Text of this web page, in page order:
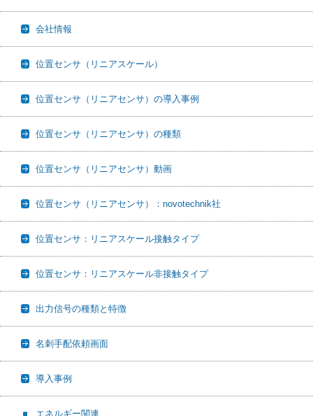
会社情報
位置センサ（リニアスケール）
位置センサ（リニアセンサ）の導入事例
位置センサ（リニアセンサ）の種類
位置センサ（リニアセンサ）動画
位置センサ（リニアセンサ）：novotechnik社
位置センサ：リニアスケール接触タイプ
位置センサ：リニアスケール非接触タイプ
出力信号の種類と特徴
名刺手配依頼画面
導入事例
エネルギー関連